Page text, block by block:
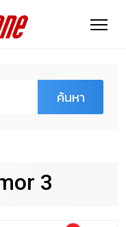
ค้นหา
3